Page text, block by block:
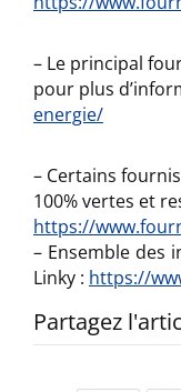
– Le principal
pour plus
energie/
– Certains
100% vertes et
https://
– Ensemble des
Linky : https://
Partagez